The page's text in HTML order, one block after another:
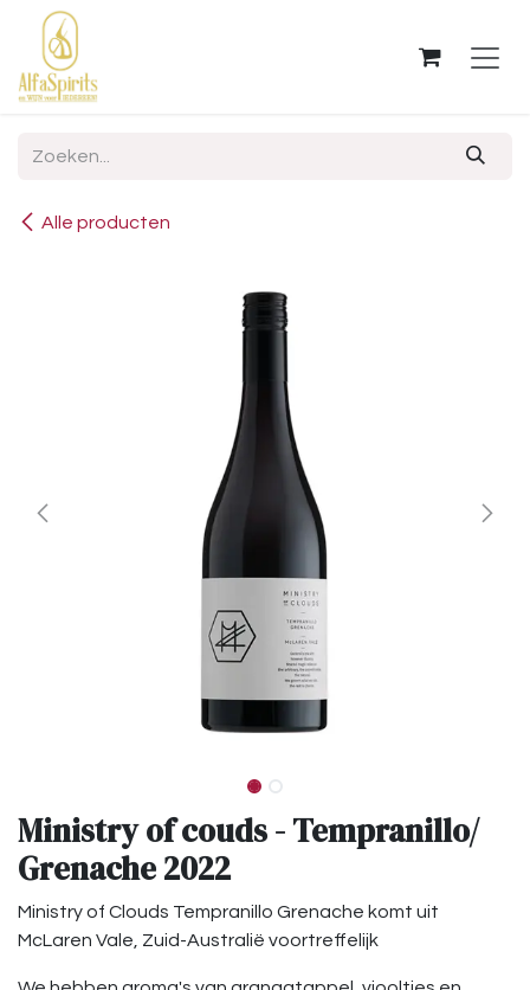
OVERSLAAN NAAR INHOUD
Alle producten
Ministry of couds - Tempranillo/
Grenache 2022
Ministry of Clouds Tempranillo Grenache komt uit
McLaren Vale, Zuid-Australië voortreffelijk